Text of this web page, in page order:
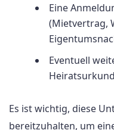
Eine
(Mietvertrag,
Eventuell
Es ist wichtig, diese
bereitzuhalten, um